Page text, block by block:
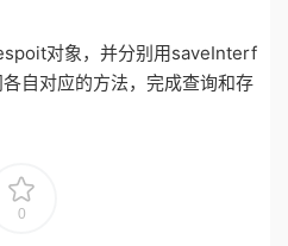
对象，并分别用saveInterf
自对应的方法，完成查询和存
0